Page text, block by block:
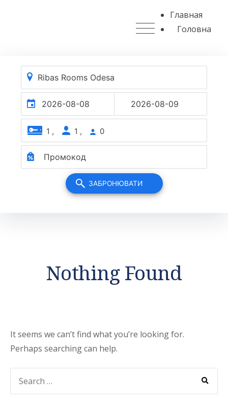
Главная
Головна
Nothing Found
It seems we can’t find what you’re looking for.
Perhaps searching can help.
for:
Search